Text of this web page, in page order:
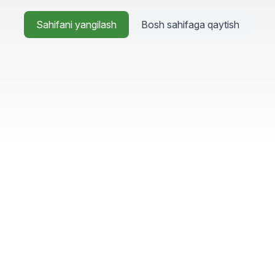
Sahifani yangilash Bosh sahifaga qaytish